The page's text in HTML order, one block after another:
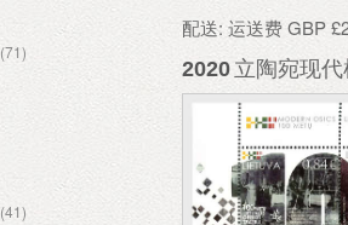
(71)
(41)
配送: 运送费 GBP
2020 立陶宛现